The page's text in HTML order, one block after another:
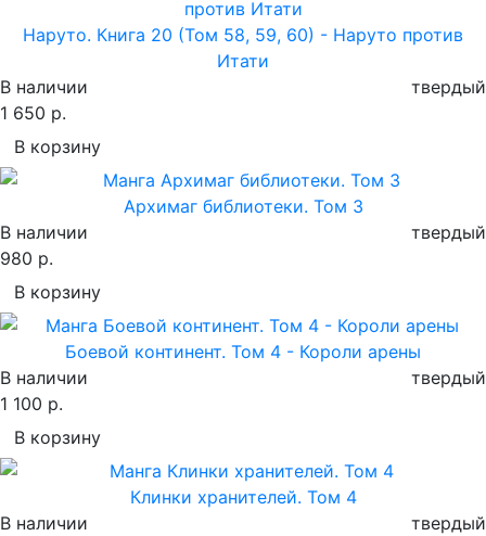
Наруто. Книга 20 (Том 58, 59, 60) - Наруто против
Итати
В наличии
твердый
1 650 р.
В корзину
Архимаг библиотеки. Том 3
В наличии
твердый
980 р.
В корзину
Боевой континент. Том 4 - Короли арены
В наличии
твердый
1 100 р.
В корзину
Клинки хранителей. Том 4
В наличии
твердый